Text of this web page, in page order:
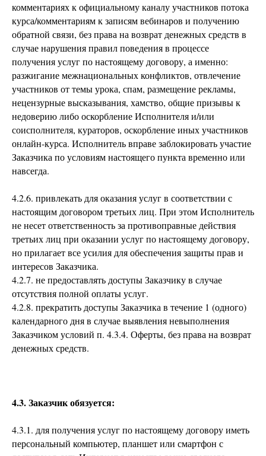
комментариях к официальному каналу участников потока
курса/комментариям к записям вебинаров и получению
обратной связи, без права на возврат денежных средств в
случае нарушения правил поведения в процессе
получения услуг по настоящему договору, а именно:
разжигание межнациональных конфликтов, отвлечение
участников от темы урока, спам, размещение рекламы,
нецензурные высказывания, хамство, общие призывы к
недоверию либо оскорбление Исполнителя и/или
соисполнителя, кураторов, оскорбление иных участников
онлайн-курса. Исполнитель вправе заблокировать участие
Заказчика по условиям настоящего пункта временно или
навсегда.
4.2.6. привлекать для оказания услуг в соответствии с
настоящим договором третьих лиц. При этом Исполнитель
не несет ответственность за противоправные действия
третьих лиц при оказании услуг по настоящему договору,
но прилагает все усилия для обеспечения защиты прав и
интересов Заказчика.
4.2.7. не предоставлять доступы Заказчику в случае
отсутствия полной оплаты услуг.
4.2.8. прекратить доступы Заказчика в течение 1 (одного)
календарного дня в случае выявления невыполнения
Заказчиком условий п. 4.3.4. Оферты, без права на возврат
денежных средств.
4.3. Заказчик обязуется:
4.3.1. для получения услуг по настоящему договору иметь
персональный компьютер, планшет или смартфон с